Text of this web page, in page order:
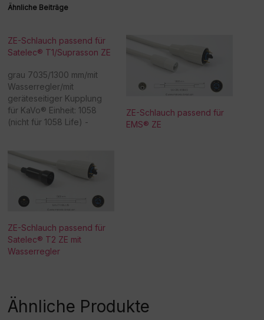
Ähnliche Beiträge
ZE-Schlauch passend für
Satelec® T1/Suprasson ZE
grau 7035/1300 mm/mit
Wasserregler/mit
geräteseitiger Kupplung
für KaVo® Einheit: 1058
(nicht für 1058 Life) -
beachten Sie, dass eine
Rücknahme/Umtausch
dieser Ware nicht möglich
ist. Vielen Dank für Ihr
Verständnis! -
ahme /Umtausch nicht
möglich!
ZE-Schlauch passend für
EMS® ZE
ZE-Schlauch passend für
Satelec® T2 ZE mit
Wasserregler
Ähnliche Produkte